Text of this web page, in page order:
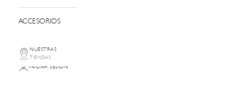
ACCESORIOS
NUESTRAS
TIENDAS
INICIAR SESIÓN